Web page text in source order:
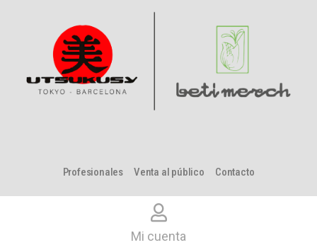
Profesionales Venta al público Contacto
Mi cuenta